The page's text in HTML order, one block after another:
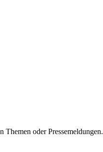
Themen oder Pressemeldungen.